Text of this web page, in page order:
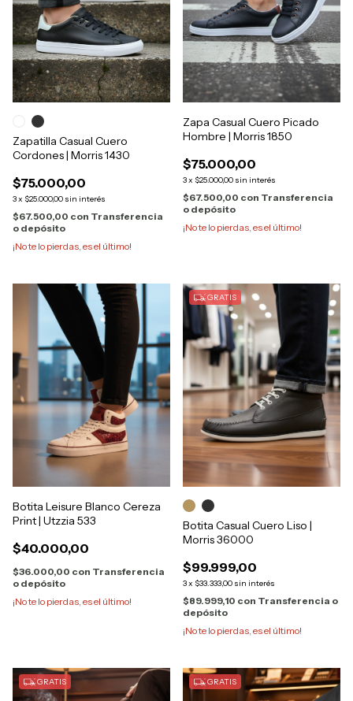
Zapatilla Casual Cuero
Cordones | Morris 1430
$75.000,00
3x $25.000,00 sin interés
$67.500,00 con Transferencia
o depósito
¡No te lo pierdas, es el último!
Zapa Casual Cuero Picado
Hombre | Morris 1850
$75.000,00
3x $25.000,00 sin interés
$67.500,00 con Transferencia
o depósito
¡No te lo pierdas, es el último!
Botita Leisure Blanco Cereza
Print | Utzzia 533
$40.000,00
$36.000,00 con Transferencia
o depósito
¡No te lo pierdas, es el último!
GRATIS
Botita Casual Cuero Liso |
Morris 36000
$99.999,00
3x $33.333,00 sin interés
$89.999,10 con Transferencia o
depósito
¡No te lo pierdas, es el último!
GRATIS GRATIS